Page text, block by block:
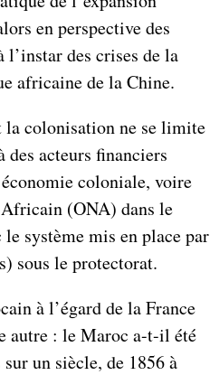
en perspective des
l’instar des crises de la
africaine de la Chine.
la colonisation ne se limite
des acteurs financiers
coloniale, voire
(ONA) dans le
le système mis en place par
sous le protectorat.
à l’égard de la France
autre : le Maroc a-t-il été
un siècle, de 1856 à